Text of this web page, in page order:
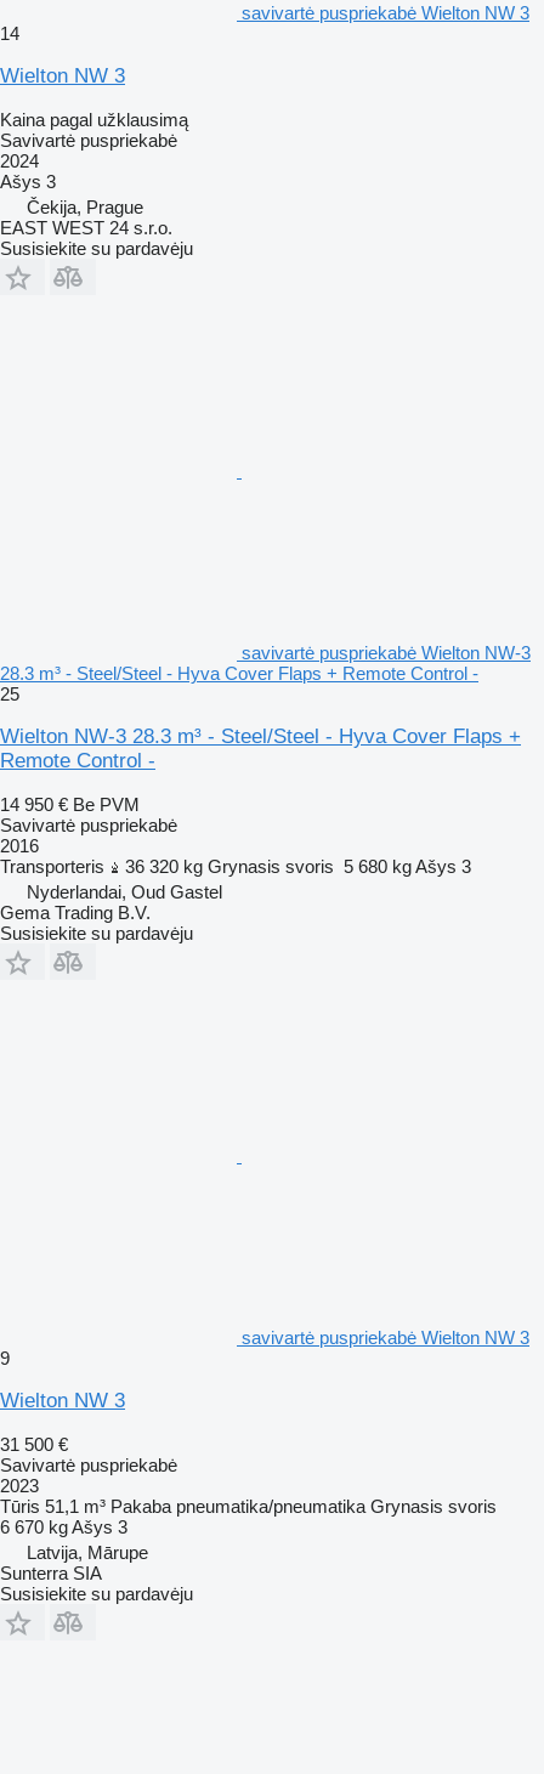
savivartė puspriekabė Wielton NW 3
14
Wielton NW 3
Kaina pagal užklausimą
Savivartė puspriekabė
2024
Ašys 3
Čekija, Prague
EAST WEST 24 s.r.o.
Susisiekite su pardavėju
savivartė puspriekabė Wielton NW-3
28.3 m³ - Steel/Steel - Hyva Cover Flaps + Remote Control -
25
Wielton NW-3 28.3 m³ - Steel/Steel - Hyva Cover Flaps +
Remote Control -
14 950 € Be PVM
Savivartė puspriekabė
2016
Transporteris
36 320 kg Grynasis svoris 5 680 kgAšys 3
Nyderlandai, Oud Gastel
Gema Trading B.V.
Susisiekite su pardavėju
savivartė puspriekabė Wielton NW 3
9
Wielton NW 3
31 500 €
Savivartė puspriekabė
2023
Tūris 51,1 m³ Pakaba pneumatika/pneumatika Grynasis svoris
6 670 kgAšys 3
Latvija, Mārupe
Sunterra SIA
Susisiekite su pardavėju